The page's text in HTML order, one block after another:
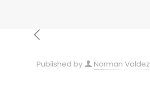
Published by Norman Valdez